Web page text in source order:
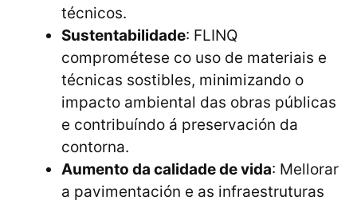
técnicos.
Sustentabilidade: FLINQ
comprométese co uso de materiais e
técnicas sostibles, minimizando o
impacto ambiental das obras públicas
e contribuíndo á preservación da
contorna.
Aumento da calidade de vida: Mellorar
a pavimentación e as infraestruturas